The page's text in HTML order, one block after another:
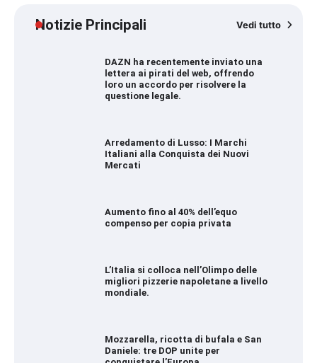
Notizie Principali Vedi tutto
DAZN ha recentemente inviato una
lettera ai pirati del web, offrendo
loro un accordo per risolvere la
questione legale.
Arredamento di Lusso: I Marchi
Italiani alla Conquista dei Nuovi
Mercati
Aumento fino al 40% dell’equo
compenso per copia privata
L’Italia si colloca nell’Olimpo delle
migliori pizzerie napoletane a livello
mondiale.
Mozzarella, ricotta di bufala e San
Daniele: tre DOP unite per